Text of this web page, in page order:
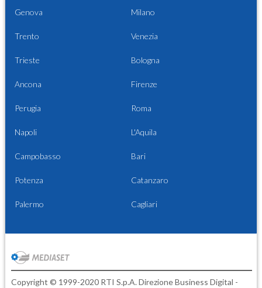
Genova Milano
Trento Venezia
Trieste Bologna
Ancona Firenze
Perugia Roma
Napoli L'Aquila
Campobasso Bari
Potenza Catanzaro
Palermo Cagliari
Copyright © 1999-2020 RTI S.p.A. Direzione Business Digital -